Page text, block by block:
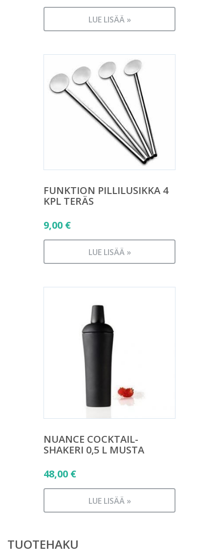
LUE LISÄÄ »
FUNKTION PILLILUSIKKA 4
KPL TERÄS
9,00 €
LUE LISÄÄ »
NUANCE COCKTAIL-
SHAKERI 0,5 L MUSTA
48,00 €
LUE LISÄÄ »
TUOTEHAKU